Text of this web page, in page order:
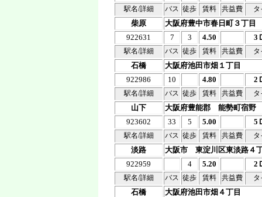
駅名/詳細 バス 徒歩 賃料 共益費 タ
柴原
大阪府豊中市春日町３丁目
922631
7 3 4.50 3
駅名/詳細 バス 徒歩 賃料 共益費 タ
石橋
大阪府池田市畑１丁目
922986
10 4.80 2
駅名/詳細 バス 徒歩 賃料 共益費 タ
山下
大阪府豊能郡 能勢町宿野
923602
33 5 5.00 5
駅名/詳細 バス 徒歩 賃料 共益費 タ
淡路
大阪市 東淀川区東淡路４
922959
4 5.20 2
駅名/詳細 バス 徒歩 賃料 共益費 タ
石橋
大阪府池田市畑４丁目